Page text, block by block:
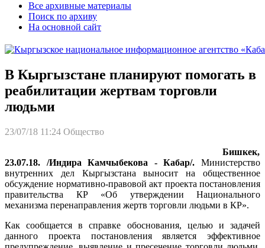
Все архивные материалы
Поиск по архиву
На основной сайт
В Кыргызстане планируют помогать в
реабилитации жертвам торговли
людьми
23/07/18 11:24 Общество
Бишкек,
23.07.18. /Индира Камчыбекова - Кабар/. Министерство
внутренних дел Кыргызстана выносит на общественное
обсуждение нормативно-правовой акт проекта постановления
правительства КР «Об утверждении Национального
механизма перенаправления жертв торговли людьми в КР».
Как сообщается в справке обоснования, целью и задачей
данного проекта постановления является эффективное